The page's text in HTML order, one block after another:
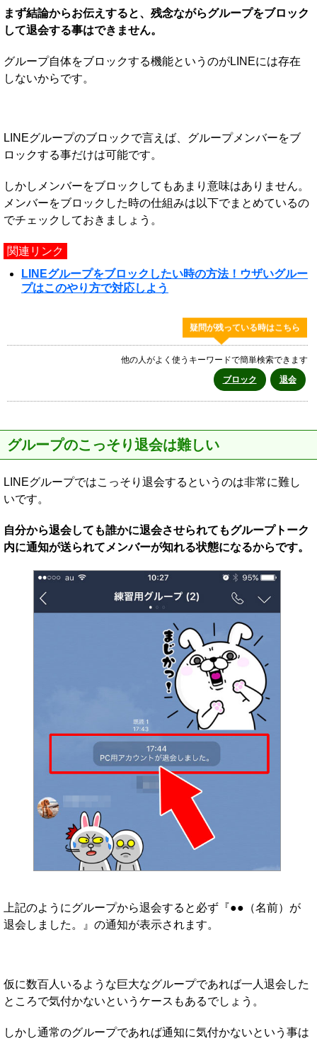
まず結論からお伝えすると、残念ながらグループをブロック
して退会する事はできません。
グループ自体をブロックする機能というのがLINEには存在
しないからです。
LINEグループのブロックで言えば、グループメンバーをブ
ロックする事だけは可能です。
しかしメンバーをブロックしてもあまり意味はありません。
メンバーをブロックした時の仕組みは以下でまとめているの
でチェックしておきましょう。
関連リンク
LINEグループをブロックしたい時の方法！ウザいグルー
プはこのやり方で対応しよう
疑問が残っている時はこちら
他の人がよく使うキーワードで簡単検索できます
ブロック
退会
グループのこっそり退会は難しい
LINEグループではこっそり退会するというのは非常に難し
いです。
自分から退会しても誰かに退会させられてもグループトーク
内に通知が送られてメンバーが知れる状態になるからです。
上記のようにグループから退会すると必ず『●●（名前）が
退会しました。』の通知が表示されます。
仮に数百人いるような巨大なグループであれば一人退会した
ところで気付かないというケースもあるでしょう。
しかし通常のグループであれば通知に気付かないという事は